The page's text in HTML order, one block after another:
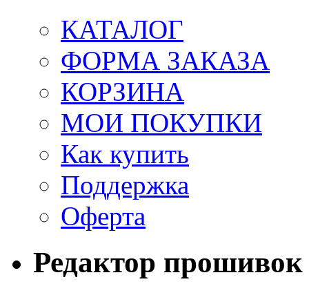
КАТАЛОГ
ФОРМА ЗАКАЗА
КОРЗИНА
МОИ ПОКУПКИ
Как купить
Поддержка
Оферта
Редактор прошивок